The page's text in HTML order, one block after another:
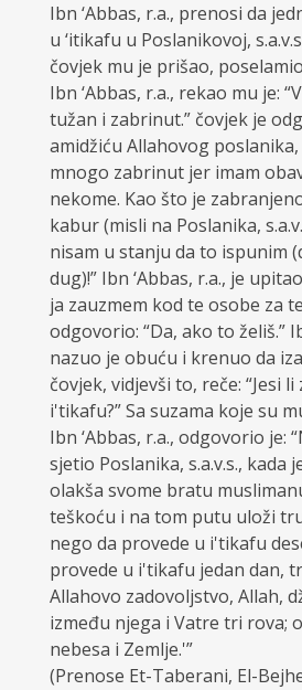
Ibn ‘Abbas, r.a., prenosi da
u ‘itikafu u Poslanikovoj,
čovjek mu je prišao,
Ibn ‘Abbas, r.a., rekao mu je:
tužan i zabrinut.” čovjek je
amidžiću Allahovog poslanika,
mnogo zabrinut jer imam
nekome. Kao što je
kabur (misli na Poslanika,
nisam u stanju da to ispunim
dug)!” Ibn ‘Abbas, r.a., je
ja zauzmem kod te osobe za
odgovorio: “Da, ako to želiš.”
nazuo je obuću i krenuo da
čovjek, vidjevši to, reče: “Jesi
i'tikafu?” Sa suzama koje su
Ibn ‘Abbas, r.a., odgovorio je:
sjetio Poslanika, s.a.v.s., kada
olakša svome bratu
teškoću i na tom putu uloži
nego da provede u i'tikafu
provede u i'tikafu jedan dan,
Allahovo zadovoljstvo, Allah,
između njega i Vatre tri rova;
nebesa i Zemlje.'”
(Prenose Et-Taberani, El-